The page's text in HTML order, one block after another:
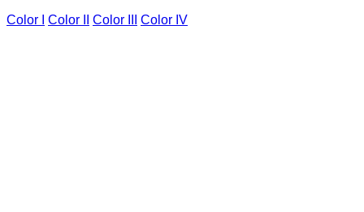
Color I
Color II Color III Color IV